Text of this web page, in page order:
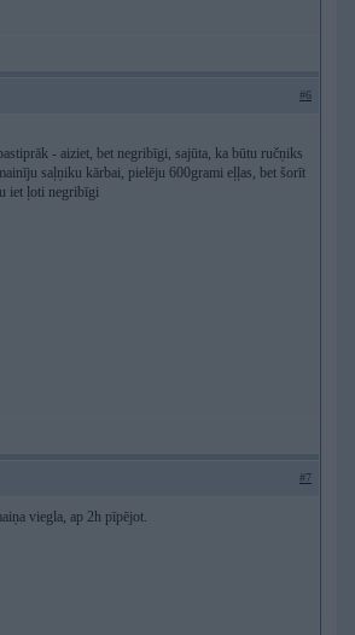
#6
- aiziet, bet negribīgi, sajūta, ka būtu ručņiks
saļņiku kārbai, pielēju 600grami eļļas, bet šorīt
iet ļoti negribīgi
#7
viegla, ap 2h pīpējot.